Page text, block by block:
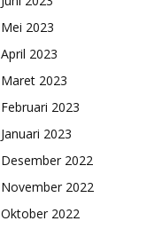
Mei 2023
April 2023
Maret 2023
Februari 2023
Januari 2023
Desember 2022
November 2022
Oktober 2022